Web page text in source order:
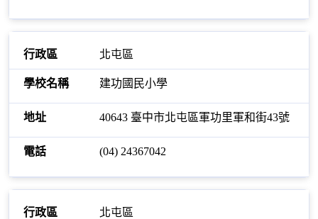
北屯區
建功國民小學
40643 臺中市北屯區軍功里軍和街43號
(04) 24367042
北屯區